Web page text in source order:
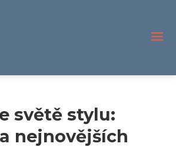
světě stylu:
nejnovějších